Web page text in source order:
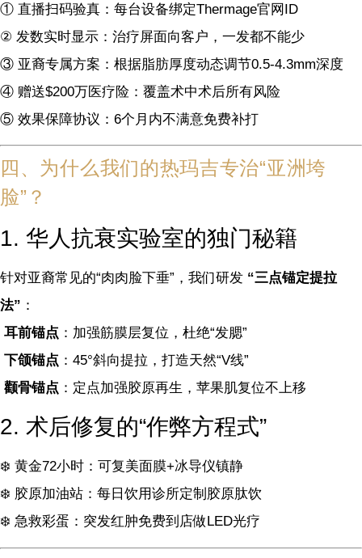
① 直播扫码验真：每台设备绑定Thermage官网ID
② 发数实时显示：治疗屏面向客户，一发都不能少
③ 亚裔专属方案：根据脂肪厚度动态调节0.5-4.3mm深度
④ 赠送$200万医疗险：覆盖术中术后所有风险
⑤ 效果保障协议：6个月内不满意免费补打
四、为什么我们的热玛吉专治“亚洲垮
脸”？
1. 华人抗衰实验室的独门秘籍
针对亚裔常见的“肉肉脸下垂”，我们研发 “三点锚定提拉
法” ：
耳前锚点 ：加强筋膜层复位，杜绝“发腮”
下颌锚点 ：45°斜向提拉，打造天然“V线”
颧骨锚点 ：定点加强胶原再生，苹果肌复位不上移
2. 术后修复的“作弊方程式”
❄️ 黄金72小时：可复美面膜+冰导仪镇静
❄️ 胶原加油站：每日饮用诊所定制胶原肽饮
❄️ 急救彩蛋：突发红肿免费到店做LED光疗